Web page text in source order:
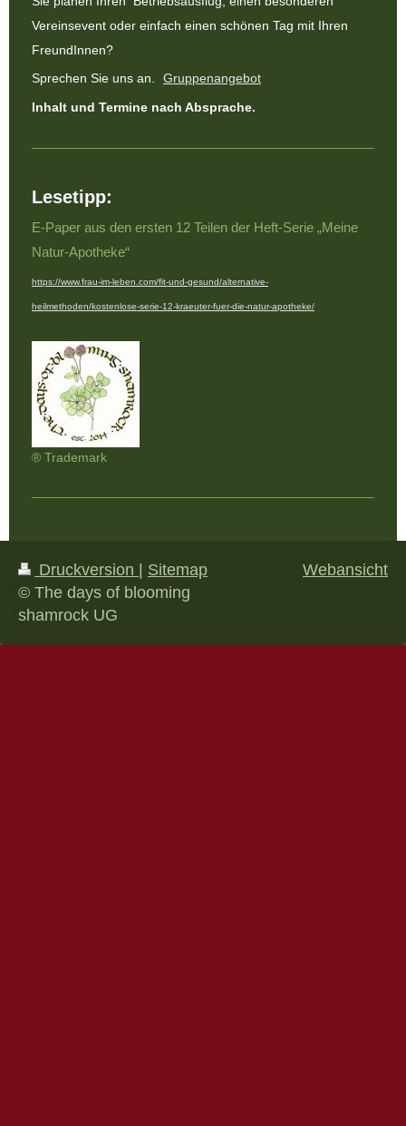
Vereinsevent oder einfach einen schönen Tag mit Ihren
FreundInnen?
Sprechen Sie uns an.
Gruppenangebot
Inhalt und Termine nach Absprache.
Lesetipp:
E-Paper aus den ersten 12 Teilen der Heft-Serie „Meine
Natur-Apotheke“
https://www.frau-im-leben.com/fit-und-gesund/alternative-
heilmethoden/kostenlose-serie-12-kraeuter-fuer-die-natur-apotheke/
® Trademark
Druckversion | Sitemap
© The days of blooming
shamrock UG
Webansicht